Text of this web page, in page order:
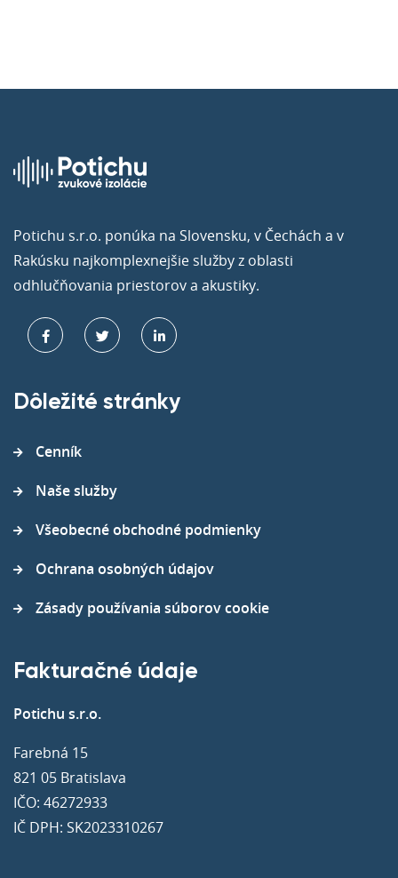
Potichu s.r.o. ponúka na Slovensku, v Čechách a v
Rakúsku najkomplexnejšie služby z oblasti
odhlučňovania priestorov a akustiky.
Dôležité stránky
Cenník
Naše služby
Všeobecné obchodné podmienky
Ochrana osobných údajov
Zásady používania súborov cookie
Fakturačné údaje
Potichu s.r.o.
Farebná 15
821 05 Bratislava
IČO: 46272933
IČ DPH: SK2023310267